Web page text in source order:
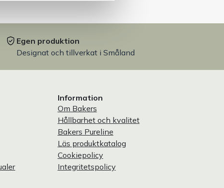
Egen produktion
Designat och tillverkat i Småland
Information
Om Bakers
Hållbarhet och kvalitet
Bakers Pureline
Läs produktkatalog
Cookiepolicy
Integritetspolicy